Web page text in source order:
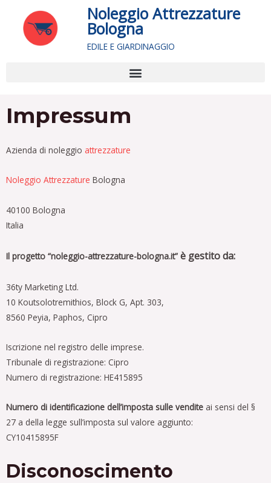
contenuto
Noleggio Attrezzature
Bologna
EDILE E GIARDINAGGIO
Impressum
Azienda di noleggio attrezzature
Noleggio Attrezzature Bologna
40100 Bologna
Italia
Il progetto “noleggio-attrezzature-bologna.it” è gestito da:
36ty Marketing Ltd.
10 Koutsolotremithios, Block G, Apt. 303,
8560 Peyia, Paphos, Cipro
Iscrizione nel registro delle imprese.
Tribunale di registrazione: Cipro
Numero di registrazione: HE415895
Numero di identificazione dell’imposta sulle vendite ai sensi del §
27 a della legge sull’imposta sul valore aggiunto:
CY10415895F
Disconoscimento